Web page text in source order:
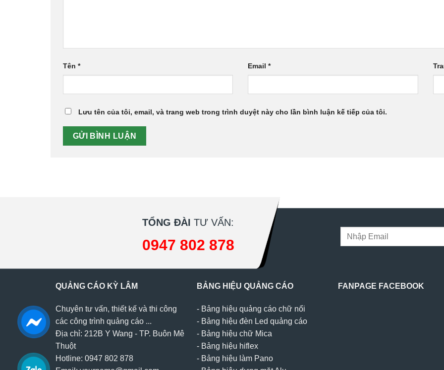
Tên * Email*
Lưu tên của tôi, email, và trang web trong trình duyệt này cho lần bình luận kế tiếp của tôi.
TỔNG ĐÀI TƯ VẤN:
0947 802 878
QUẢNG CÁO KỲ LÂM
Chuyên tư vấn, thiết kế và thi công
các công trình quảng cáo ...
Địa chỉ: 212B Y Wang - TP. Buôn Mê
Thuột
Hotline: 0947 802 878
BẢNG HIỆU QUẢNG CÁO
- Bảng hiệu quảng cáo chữ nổi
- Bảng hiệu đèn Led quảng cáo
- Bảng hiệu chữ Mica
- Bảng hiệu hiflex
- Bảng hiệu làm Pano
FANPAGE FACEBOOK